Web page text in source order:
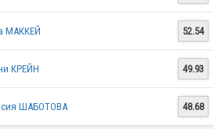
МАККЕЙ 52.54
КРЕЙН 49.93
ШАБОТОВА 48.68